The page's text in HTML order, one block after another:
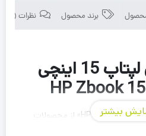
برند محصول نظرات (0)
نقد و بررسی لپتاپ 15 اینچی
HP Zbook
شرکت «HP» از محصولات
بیشتر